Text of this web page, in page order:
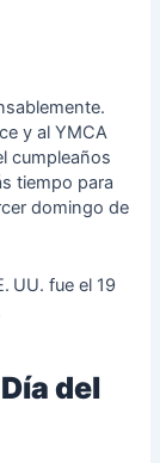
y al YMCA
cumpleaños
tiempo para
domingo de
UU. fue el 19
del